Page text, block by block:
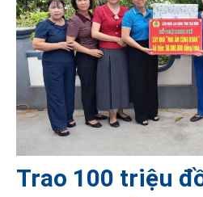
Trao 100 triệu